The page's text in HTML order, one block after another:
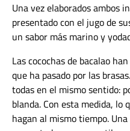
Una vez elaborados ambos
presentado con el jugo de
un sabor más marino y
Las cocochas de bacalao
que ha pasado por las
todas en el mismo sentido:
blanda. Con esta medida, lo
hagan al mismo tiempo.